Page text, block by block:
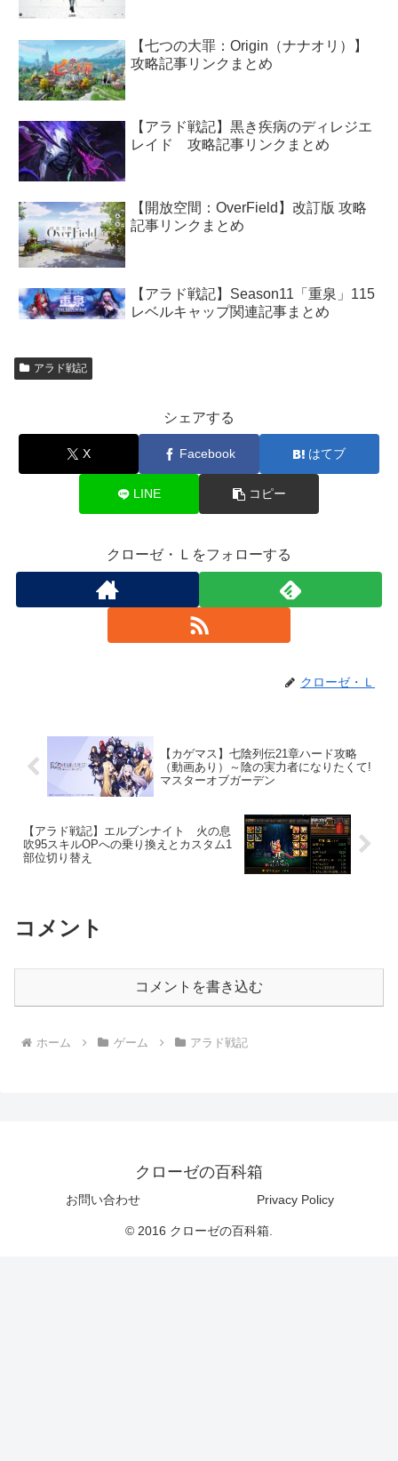
【七つの大罪：Origin（ナナオリ）】
攻略記事リンクまとめ
【アラド戦記】黒き疾病のディレジエ
レイド 攻略記事リンクまとめ
【開放空間：OverField】改訂版 攻略
記事リンクまとめ
【アラド戦記】Season11「重泉」115
レベルキャップ関連記事まとめ
アラド戦記
シェアする
X Facebook はてブ
LINE コピー
クローゼ・Ｌをフォローする
クローゼ・Ｌ
【カゲマス】七陰列伝21章ハード攻略
（動画あり）～陰の実力者になりたくて!
マスターオブガーデン
【アラド戦記】エルブンナイト 火の息
吹95スキルOPへの乗り換えとカスタム1
部位切り替え
コメント
コメントを書き込む
ホーム ゲーム アラド戦記
クローゼの百科箱
お問い合わせ Privacy Policy
© 2016 クローゼの百科箱.